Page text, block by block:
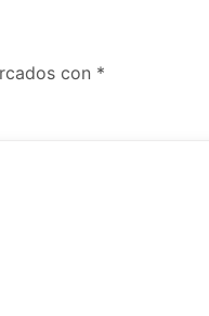
con *